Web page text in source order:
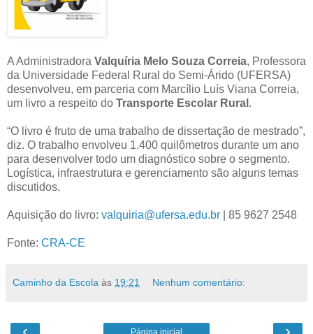
A Administradora Valquíria Melo Souza Correia, Professora
da Universidade Federal Rural do Semi-Árido (UFERSA)
desenvolveu, em parceria com Marcílio Luís Viana Correia,
um livro a respeito do Transporte Escolar Rural .
“O livro é fruto de uma trabalho de dissertação de mestrado”,
diz. O trabalho envolveu 1.400 quilômetros durante um ano
para desenvolver todo um diagnóstico sobre o segmento.
Logística, infraestrutura e gerenciamento são alguns temas
discutidos.
Aquisição do livro: valquiria@ufersa.edu.br | 85 9627 2548
Fonte: CRA-CE
Caminho da Escola às 19:21 Nenhum comentário:
Página inicial